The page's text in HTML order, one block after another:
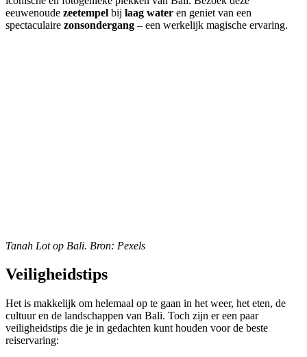
eeuwenoude zeetempel bij laag water en geniet van een
spectaculaire zonsondergang – een werkelijk magische ervaring.
Tanah Lot op Bali. Bron: Pexels
Veiligheidstips
Het is makkelijk om helemaal op te gaan in het weer, het eten, de
cultuur en de landschappen van Bali. Toch zijn er een paar
veiligheidstips die je in gedachten kunt houden voor de beste
reiservaring: